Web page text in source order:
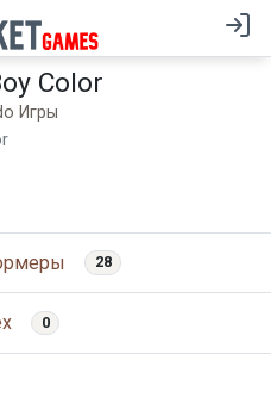
Color
Игры
28
0